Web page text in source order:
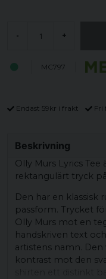
- +
MC797
Endast 59kr i frakt Fri
Beskrivning
Olly Murs Lyrics
rektangulärt tryck
Den har en klassisk
passform. Trycket
Olly Murs mot en
handskriven text
artistens namn.
kontrast mot den